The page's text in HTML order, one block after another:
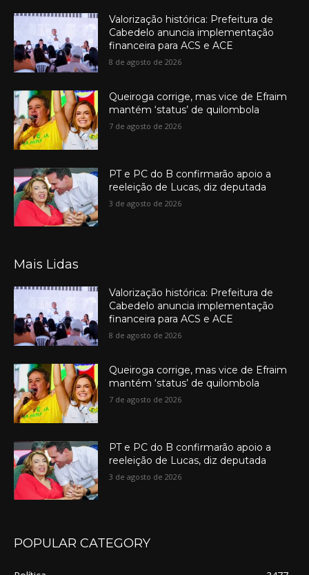
Valorização histórica: Prefeitura de
Cabedelo anuncia implementação
financeira para ACS e ACE
8 de agosto de 2026
Queiroga corrige, mas vice de Efraim
mantém ‘status’ de quilombola
7 de agosto de 2026
PT e PC do B confirmarão apoio a
reeleição de Lucas, diz deputada
3 de agosto de 2026
Mais Lidas
Valorização histórica: Prefeitura de
Cabedelo anuncia implementação
financeira para ACS e ACE
8 de agosto de 2026
Queiroga corrige, mas vice de Efraim
mantém ‘status’ de quilombola
7 de agosto de 2026
PT e PC do B confirmarão apoio a
reeleição de Lucas, diz deputada
3 de agosto de 2026
POPULAR CATEGORY